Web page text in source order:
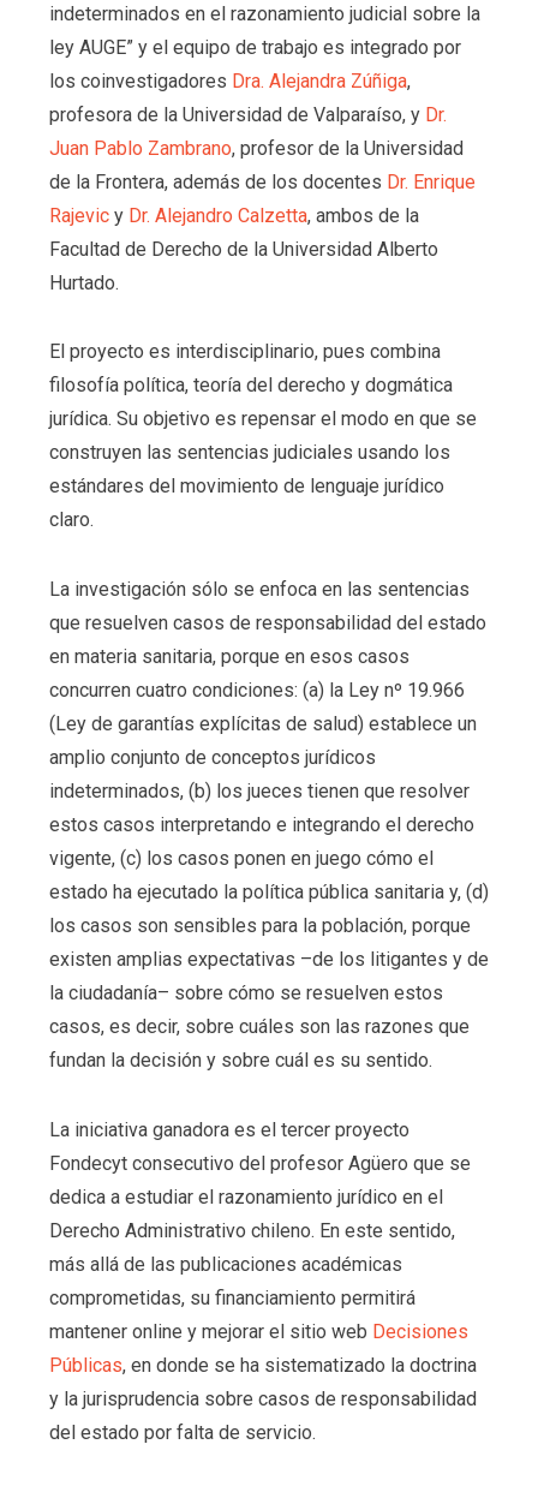
indeterminados en el razonamiento judicial sobre la
ley AUGE” y el equipo de trabajo es integrado por
los coinvestigadores Dra. Alejandra Zúñiga,
profesora de la Universidad de Valparaíso, y Dr.
Juan Pablo Zambrano, profesor de la Universidad
de la Frontera, además de los docentes Dr. Enrique
Rajevicy Dr. Alejandro Calzetta, ambos de la
Facultad de Derecho de la Universidad Alberto
Hurtado.
El proyecto es interdisciplinario, pues combina
filosofía política, teoría del derecho y dogmática
jurídica. Su objetivo es repensar el modo en que se
construyen las sentencias judiciales usando los
estándares del movimiento de lenguaje jurídico
claro.
La investigación sólo se enfoca en las sentencias
que resuelven casos de responsabilidad del estado
en materia sanitaria, porque en esos casos
concurren cuatro condiciones: (a) la Ley nº 19.966
(Ley de garantías explícitas de salud) establece un
amplio conjunto de conceptos jurídicos
indeterminados, (b) los jueces tienen que resolver
estos casos interpretando e integrando el derecho
vigente, (c) los casos ponen en juego cómo el
estado ha ejecutado la política pública sanitaria y, (d)
los casos son sensibles para la población, porque
existen amplias expectativas –de los litigantes y de
la ciudadanía– sobre cómo se resuelven estos
casos, es decir, sobre cuáles son las razones que
fundan la decisión y sobre cuál es su sentido.
La iniciativa ganadora es el tercer proyecto
Fondecyt consecutivo del profesor Agüero que se
dedica a estudiar el razonamiento jurídico en el
Derecho Administrativo chileno. En este sentido,
más allá de las publicaciones académicas
comprometidas, su financiamiento permitirá
mantener online y mejorar el sitio web Decisiones
Públicas, en donde se ha sistematizado la doctrina
y la jurisprudencia sobre casos de responsabilidad
del estado por falta de servicio.